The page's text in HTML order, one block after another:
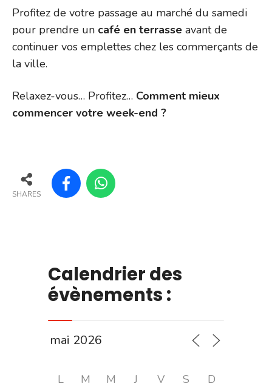
Profitez de votre passage au marché du samedi
pour prendre un café en terrasse avant de
continuer vos emplettes chez les commerçants de
la ville.
Relaxez-vous… Profitez… Comment mieux
commencer votre week-end ?
SHARES
Calendrier des
évènements :
L M M J V S D